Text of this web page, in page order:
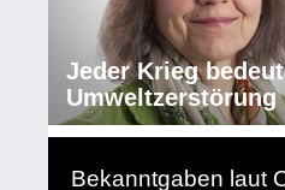
Jeder Krieg
Umweltzerstörung
Bekanntgaben laut